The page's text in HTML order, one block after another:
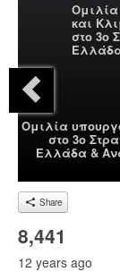
και
στο 3ο
Ελλάδα
Ομιλία
στο 3ο
Ελλάδα &
Share
8,441
12 years ago